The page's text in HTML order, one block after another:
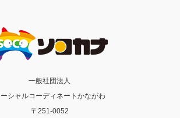
一般社団法人
シャルコーディネートかながわ
〒251-0052